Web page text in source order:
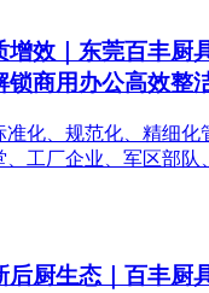
增效｜东莞百丰厨
锁商用办公高效整
准化、规范化、精细化
、工厂企业、军区部队
后厨生态｜百丰厨